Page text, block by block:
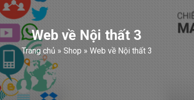
Web về Nội thất 3
Trang chủ » Shop » Web về Nội thất 3